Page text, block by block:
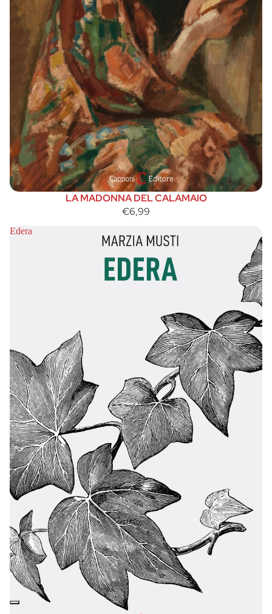
LA MADONNA DEL CALAMAIO
€6,99
Edera